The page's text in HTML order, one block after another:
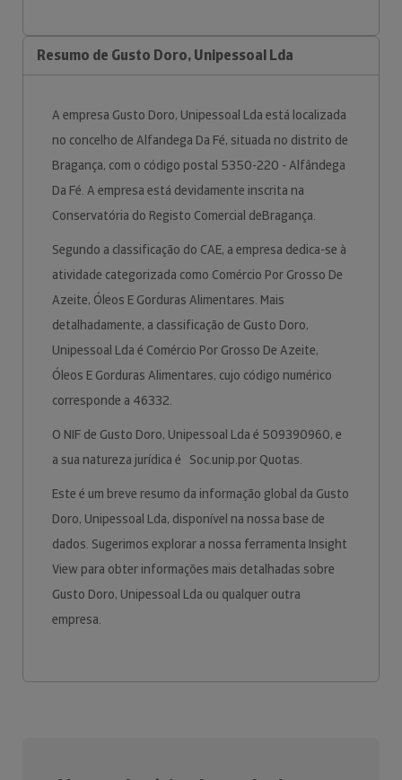
Resumo de Gusto Doro, Unipessoal Lda
A empresa Gusto Doro, Unipessoal Lda está localizada
no concelho de Alfandega Da Fé, situada no distrito de
Bragança, com o código postal 5350-220 - Alfândega
Da Fé. A empresa está devidamente inscrita na
Conservatória do Registo Comercial deBragança.
Segundo a classificação do CAE, a empresa dedica-se à
atividade categorizada como Comércio Por Grosso De
Azeite, Óleos E Gorduras Alimentares. Mais
detalhadamente, a classificação de Gusto Doro,
Unipessoal Lda é Comércio Por Grosso De Azeite,
Óleos E Gorduras Alimentares, cujo código numérico
corresponde a 46332.
O NIF de Gusto Doro, Unipessoal Lda é 509390960, e
a sua natureza jurídica é Soc.unip.por Quotas.
Este é um breve resumo da informação global da Gusto
Doro, Unipessoal Lda, disponível na nossa base de
dados. Sugerimos explorar a nossa ferramenta Insight
View para obter informações mais detalhadas sobre
Gusto Doro, Unipessoal Lda ou qualquer outra
empresa.